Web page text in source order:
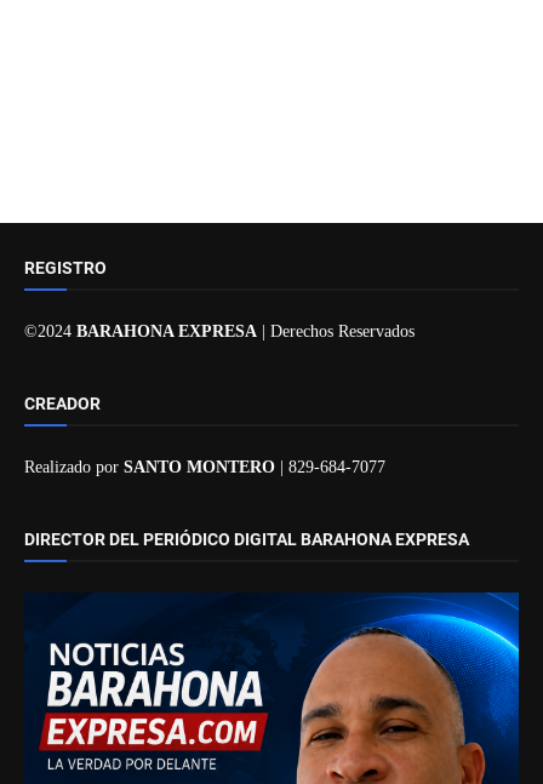
REGISTRO
©2024 BARAHONA EXPRESA | Derechos Reservados
CREADOR
Realizado por SANTO MONTERO | 829-684-7077
DIRECTOR DEL PERIÓDICO DIGITAL BARAHONA EXPRESA